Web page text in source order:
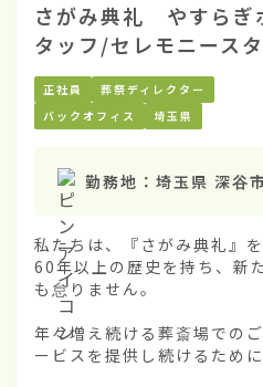
さがみ典礼 やすらぎ
タッフ/セレモニース
正社員
葬祭ディレクター
バックオフィス
埼玉県
勤務地： 埼玉県 深谷
私たちは、『さがみ典礼』
60年以上の歴史を持ち、新
も怠りません。
年々増え続ける葬斎場での
ービスを提供し続けるため